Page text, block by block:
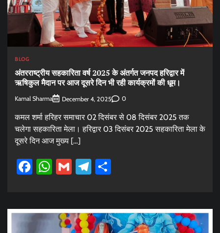
BLOG
अंतरराष्ट्रीय सहकारिता वर्ष 2025 के अंतर्गत जनपद हरिद्वार में
ऋषिकुल मैदान पर आज दूसरे दिन भी रही कार्यक्रमों की धूम।
Kamal Sharma December 4, 2025 0
कमल शर्मा हरिहर समाचार 02 दिसंबर से 08 दिसंबर 2025 तक
चलेगा सहकारिता मेला। हरिद्वार 03 दिसंबर 2025 सहकारिता मेला के
दूसरे दिन आज मुख्य […]
Facebook
WhatsApp
GmailTelegram